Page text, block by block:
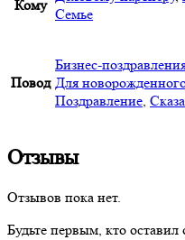
Кому
Семье
Повод
Бизнес-
Для
Поздравление,
Отзывы
Отзывов пока нет.
Будьте первым, кто